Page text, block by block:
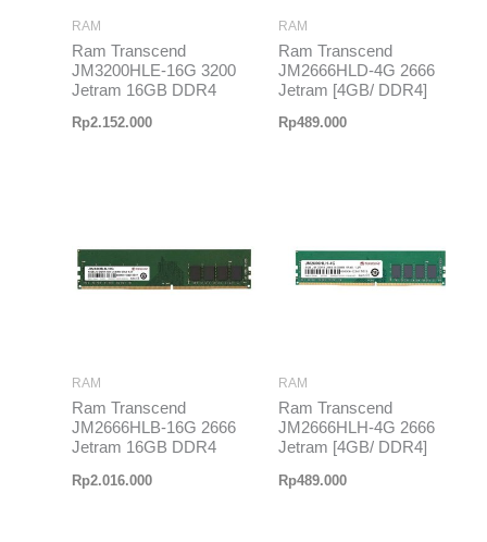
RAM
Ram Transcend
JM3200HLE-16G 3200
Jetram 16GB DDR4
Rp2.152.000
RAM
Ram Transcend
JM2666HLD-4G 2666
Jetram [4GB/ DDR4]
Rp489.000
RAM
Ram Transcend
JM2666HLB-16G 2666
Jetram 16GB DDR4
Rp2.016.000
RAM
Ram Transcend
JM2666HLH-4G 2666
Jetram [4GB/ DDR4]
Rp489.000